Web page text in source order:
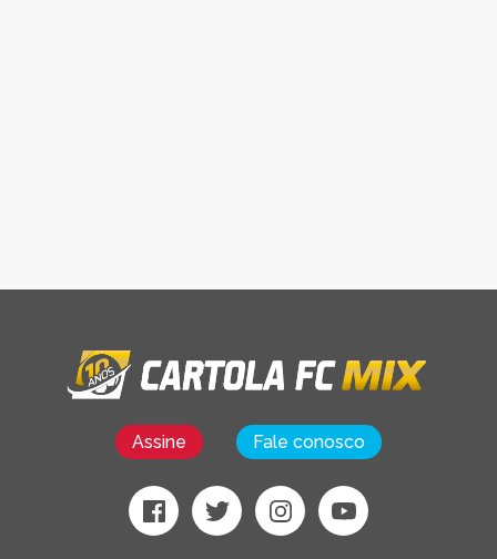
Assine Fale conosco